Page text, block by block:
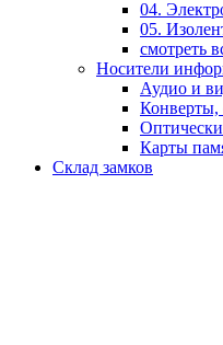
04.
05.
смотреть
Носители
Аудио и
Конверты,
Карты
Склад замков